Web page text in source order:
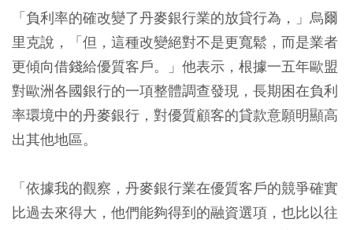
「負利率的確改變了丹麥銀行業的放貸行為，」 烏爾
里克說 ，「但，這種改變絕對不是更寬鬆，而是業者
更傾向借錢給優質客戶。」 他表示，根據一五年歐盟
對歐洲各國銀行的一項整體調查發現，長期困在負利
率環境中的丹麥銀行，對優質顧客的貸款意願明顯高
出其他地區。
「依據我的觀察，丹麥銀行業在優質客戶的競爭確實
比過去來得大，他們能夠得到的融資選項，也比以往